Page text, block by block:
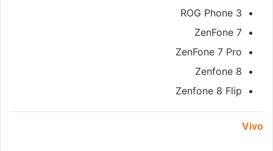
ROG Phone 3
ZenFone 7
ZenFone 7 Pro
Zenfone 8
Zenfone 8 Flip
Vivo